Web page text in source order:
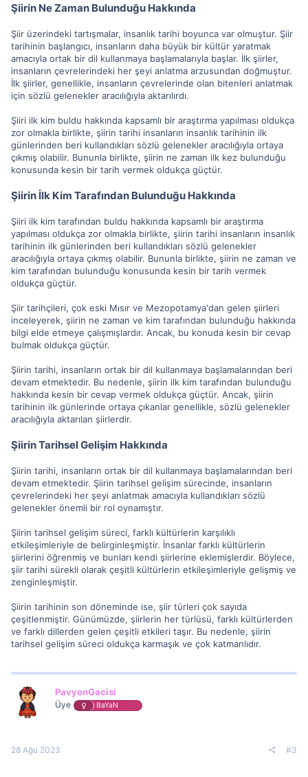
Şiirin Ne Zaman Bulunduğu Hakkında
Şiir üzerindeki tartışmalar, insanlık tarihi boyunca var olmuştur. Şiir
tarihinin başlangıcı, insanların daha büyük bir kültür yaratmak
amacıyla ortak bir dil kullanmaya başlamalarıyla başlar. İlk şiirler,
insanların çevrelerindeki her şeyi anlatma arzusundan doğmuştur.
İlk şiirler, genellikle, insanların çevrelerinde olan bitenleri anlatmak
için sözlü gelenekler aracılığıyla aktarılırdı.
Şiiri ilk kim buldu hakkında kapsamlı bir araştırma yapılması oldukça
zor olmakla birlikte, şiirin tarihi insanların insanlık tarihinin ilk
günlerinden beri kullandıkları sözlü gelenekler aracılığıyla ortaya
çıkmış olabilir. Bununla birlikte, şiirin ne zaman ilk kez bulunduğu
konusunda kesin bir tarih vermek oldukça güçtür.
Şiirin İlk Kim Tarafından Bulunduğu Hakkında
Şiiri ilk kim tarafından buldu hakkında kapsamlı bir araştırma
yapılması oldukça zor olmakla birlikte, şiirin tarihi insanların insanlık
tarihinin ilk günlerinden beri kullandıkları sözlü gelenekler
aracılığıyla ortaya çıkmış olabilir. Bununla birlikte, şiirin ne zaman ve
kim tarafından bulunduğu konusunda kesin bir tarih vermek
oldukça güçtür.
Şiir tarihçileri, çok eski Mısır ve Mezopotamya'dan gelen şiirleri
inceleyerek, şiirin ne zaman ve kim tarafından bulunduğu hakkında
bilgi elde etmeye çalışmışlardır. Ancak, bu konuda kesin bir cevap
bulmak oldukça güçtür.
Şiirin tarihi, insanların ortak bir dil kullanmaya başlamalarından beri
devam etmektedir. Bu nedenle, şiirin ilk kim tarafından bulunduğu
hakkında kesin bir cevap vermek oldukça güçtür. Ancak, şiirin
tarihinin ilk günlerinde ortaya çıkanlar genellikle, sözlü gelenekler
aracılığıyla aktarılan şiirlerdir.
Şiirin Tarihsel Gelişim Hakkında
Şiirin tarihi, insanların ortak bir dil kullanmaya başlamalarından beri
devam etmektedir. Şiirin tarihsel gelişim sürecinde, insanların
çevrelerindeki her şeyi anlatmak amacıyla kullandıkları sözlü
gelenekler önemli bir rol oynamıştır.
Şiirin tarihsel gelişim süreci, farklı kültürlerin karşılıklı
etkileşimleriyle de belirginleşmiştir. İnsanlar farklı kültürlerin
şiirlerini öğrenmiş ve bunları kendi şiirlerine eklemişlerdir. Böylece,
şiir tarihi sürekli olarak çeşitli kültürlerin etkileşimleriyle gelişmiş ve
zenginleşmiştir.
Şiirin tarihinin son döneminde ise, şiir türleri çok sayıda
çeşitlenmiştir. Günümüzde, şiirlerin her türlüsü, farklı kültürlerden
ve farklı dillerden gelen çeşitli etkileri taşır. Bu nedenle, şiirin
tarihsel gelişim süreci oldukça karmaşık ve çok katmanlıdır.
PavyonGacisi
Üye BaYaN
28 Ağu 2023 #3